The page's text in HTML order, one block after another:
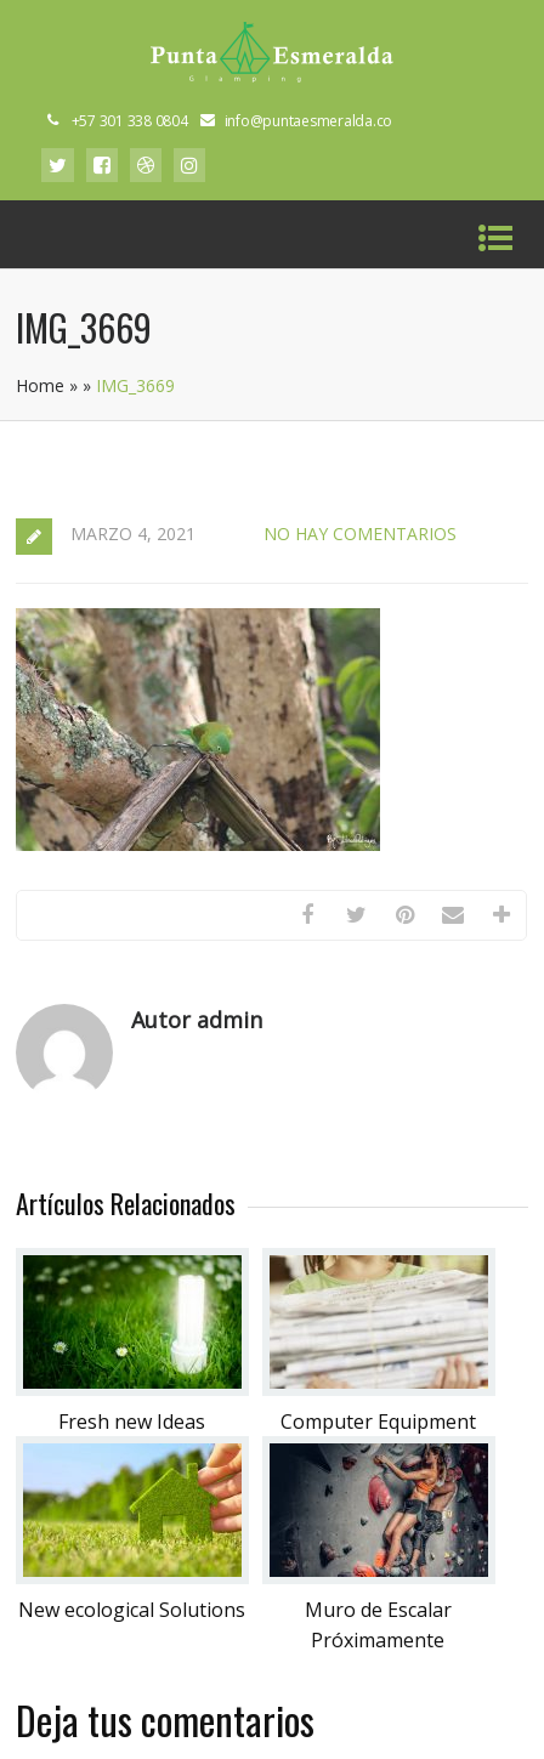
+57 301 338 0804 info@puntaesmeralda.co
IMG_3669
Home » » IMG_3669
MARZO 4, 2021 NO HAY COMENTARIOS
Autor admin
Artículos Relacionados
Fresh new Ideas Computer Equipment
New ecological Solutions
Muro de Escalar
Próximamente
Deja tus comentarios